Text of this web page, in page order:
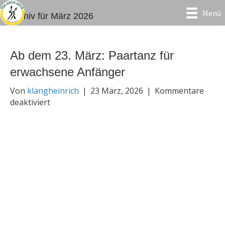
Menü
Archiv für März 2026
Ab dem 23. März: Paartanz für
erwachsene Anfänger
Von klangheinrich | 23 März, 2026 | Kommentare
deaktiviertfür